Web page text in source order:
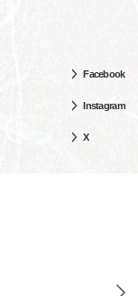
Facebook
Instagram
X